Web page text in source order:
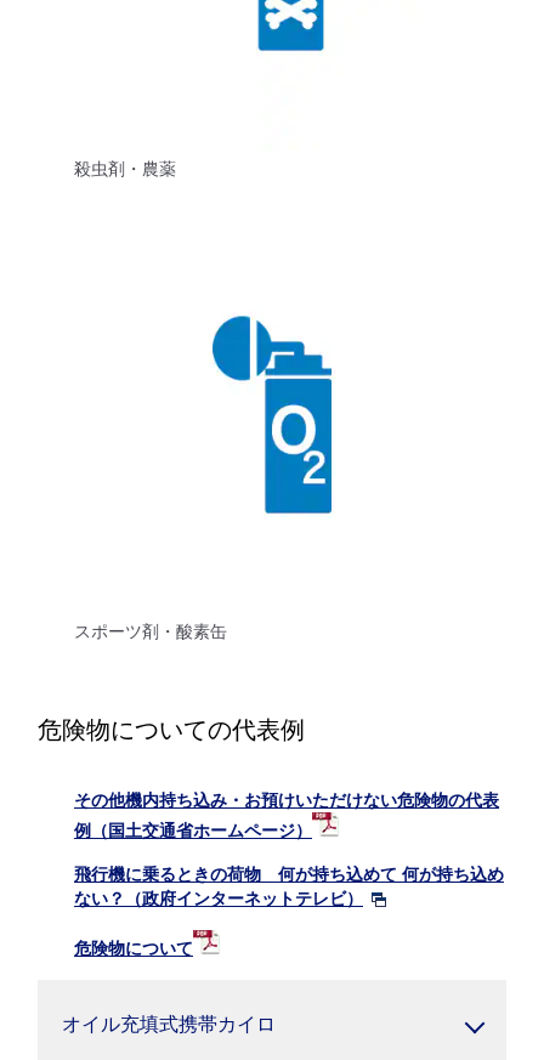
殺虫剤・農薬
スポーツ剤・酸素缶
危険物についての代表例
その他機内持ち込み・お預けいただけない危険物の代表
例（国土交通省ホームページ）
飛行機に乗るときの荷物 何が持ち込めて 何が持ち込め
ない？（政府インターネットテレビ）
危険物について
オイル充填式携帯カイロ